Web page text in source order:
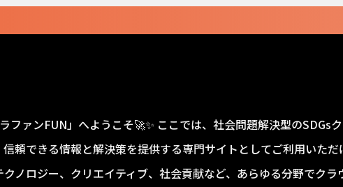
ファンFUN」へようこそ🚀✨ ここでは、社会問題解決型のSDGs
頼できる情報と解決策を提供する専門サイトとしてご利用いただ
ノロジー、クリエイティブ、社会貢献など、あらゆる分野でク